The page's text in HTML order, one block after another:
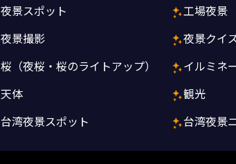
夜景スポット 工場夜景
夜景撮影 夜景クイ
桜（夜桜・桜のライトアップ） イルミネ
天体 観光
台湾夜景スポット 台湾夜景